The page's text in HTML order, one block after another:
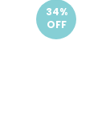
34%
OFF